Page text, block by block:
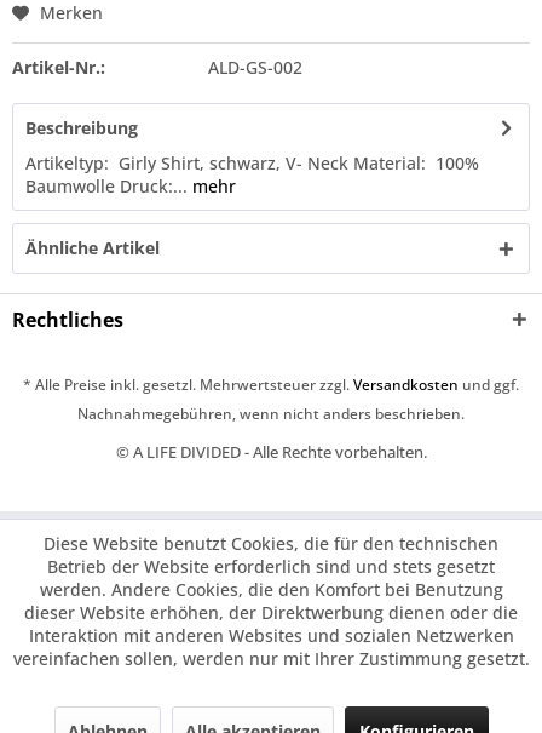
Merken
Artikel-Nr.: ALD-GS-002
Beschreibung
Artikeltyp: Girly Shirt, schwarz, V- Neck Material: 100%
Baumwolle Druck:... mehr
Ähnliche Artikel
Rechtliches
* Alle Preise inkl. gesetzl. Mehrwertsteuer zzgl.Versandkosten und ggf.
Nachnahmegebühren, wenn nicht anders beschrieben.
© A LIFE DIVIDED - Alle Rechte vorbehalten.
Diese Website benutzt Cookies, die für den technischen
Betrieb der Website erforderlich sind und stets gesetzt
werden. Andere Cookies, die den Komfort bei Benutzung
dieser Website erhöhen, der Direktwerbung dienen oder die
Interaktion mit anderen Websites und sozialen Netzwerken
vereinfachen sollen, werden nur mit Ihrer Zustimmung gesetzt.